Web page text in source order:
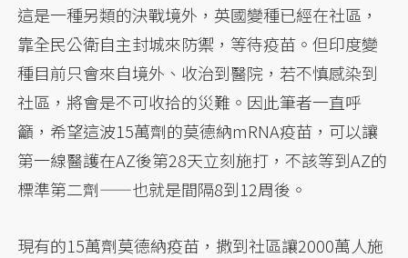
這是一種另類的決戰境外，英國變種已經在社區，
靠全民公衛自主封城來防禦，等待疫苗。但印度變
種目前只會來自境外、收治到醫院，若不慎感染到
社區，將會是不可收拾的災難。因此筆者一直呼
籲，希望這波15萬劑的莫德納mRNA疫苗，可以讓
第一線醫護在AZ後第28天立刻施打，不該等到AZ的
標準第二劑——也就是間隔8到12周後。
現有的15萬劑莫德納疫苗，撒到社區讓2000萬人施